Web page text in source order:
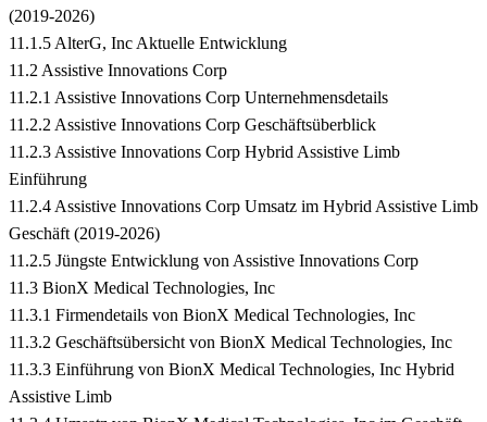
(2019-2026)
11.1.5 AlterG, Inc Aktuelle Entwicklung
11.2 Assistive Innovations Corp
11.2.1 Assistive Innovations Corp Unternehmensdetails
11.2.2 Assistive Innovations Corp Geschäftsüberblick
11.2.3 Assistive Innovations Corp Hybrid Assistive Limb
Einführung
11.2.4 Assistive Innovations Corp Umsatz im Hybrid Assistive Limb
Geschäft (2019-2026)
11.2.5 Jüngste Entwicklung von Assistive Innovations Corp
11.3 BionX Medical Technologies, Inc
11.3.1 Firmendetails von BionX Medical Technologies, Inc
11.3.2 Geschäftsübersicht von BionX Medical Technologies, Inc
11.3.3 Einführung von BionX Medical Technologies, Inc Hybrid
Assistive Limb